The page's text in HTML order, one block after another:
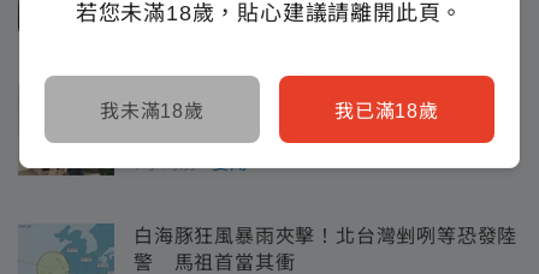
15小時前 生活
照」曝光！徐巧芯震撼出手
白海豚狂風暴雨夾擊！北台灣剉咧等恐發陸
警 馬祖首當其衝
若您未滿18歲，貼心建議請離開此頁。
我未滿18歲 我已滿18歲